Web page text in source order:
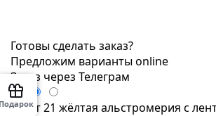
Готовы сделать заказ?
Предложим варианты online
Заказ через Телеграм
Букет 21 жёлтая альстромерия с